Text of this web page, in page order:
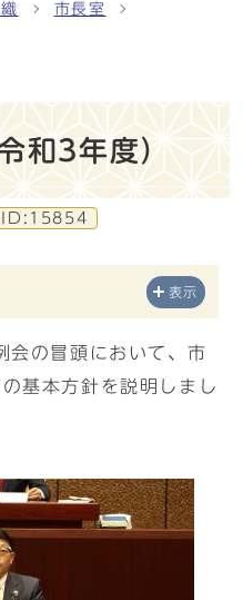
市長室
和3年度）
ID:15854
表示
会の冒頭において、市
基本方針を説明しまし